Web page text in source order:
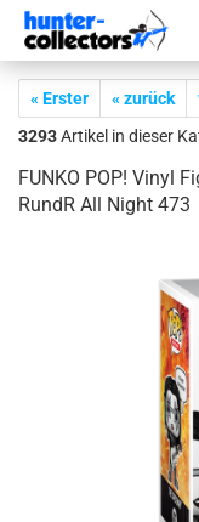
« Erster « zurück
3293Artikel in dieser
FUNKO POP! Vinyl
RundR All Night 473